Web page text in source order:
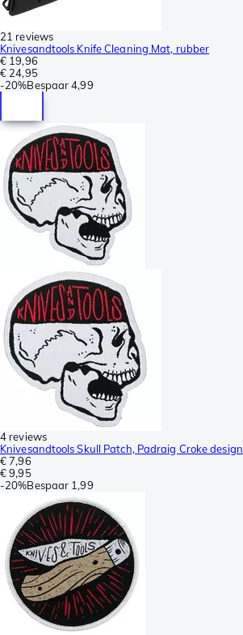
21 reviews
Knivesandtools Knife Cleaning Mat, rubber
€ 19,96
€ 24,95
-20%Bespaar 4,99
4 reviews
Knivesandtools Skull Patch, Padraig Croke design
€ 7,96
€ 9,95
-20%Bespaar 1,99